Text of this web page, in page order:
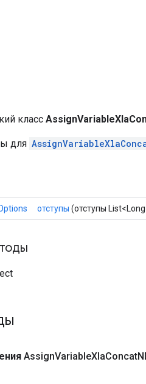
класс
для
отступы (отступы
AssignVariableXlaConcat